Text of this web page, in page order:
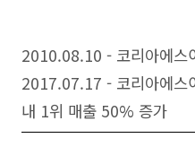
2010.08.10 - 코리아에스
2017.07.17 - 코리아에스
내 1위 매출 50% 증가